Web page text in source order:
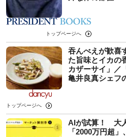
トップページへ
吞んべえが歓喜
た旨味とイカの
カザーサイ」／
⻲井良真シェフ
トップページへ
AIが試算！ 大
「2000万円超